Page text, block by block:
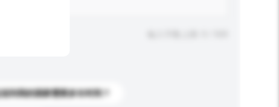
到我的国家需要多长时间？